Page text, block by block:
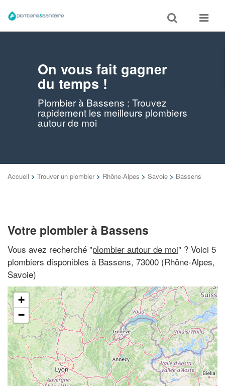
Toggle
search
Toggle
On vous fait gagner
du temps !
Plombier à Bassens : Trouvez
rapidement les meilleurs plombiers
autour de moi
Accueil > Trouver un plombier > Rhône-Alpes > Savoie > Bassens
Votre plombier à Bassens
Vous avez recherché "plombier autour de moi" ? Voici 5
plombiers disponibles à Bassens, 73000 (Rhône-Alpes,
Savoie)
+
−